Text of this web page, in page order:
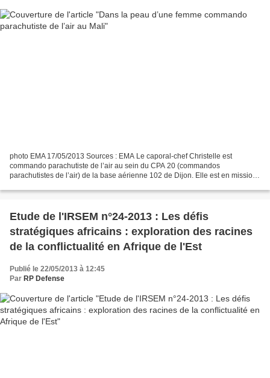
photo EMA 17/05/2013 Sources : EMA Le caporal-chef Christelle est
commando parachutiste de l’air au sein du CPA 20 (commandos
parachutistes de l’air) de la base aérienne 102 de Dijon. Elle est en mission
Etude de l'IRSEM n°24-2013 : Les défis
stratégiques africains : exploration des racines
de la conflictualité en Afrique de l'Est
Publié le 22/05/2013 à 12:45
Par RP Defense